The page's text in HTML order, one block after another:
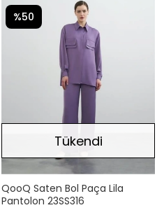
Tükendi
QooQ Saten Bol Paça Lila
Pantolon 23SS316
%50